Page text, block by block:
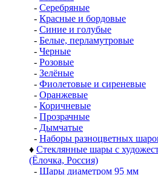
- Серебряные
- Красные и бордовые
- Синие и голубые
- Белые, перламутровые
- Черные
- Розовые
- Зелёные
- Фиолетовые и сиреневые
- Оранжевые
- Коричневые
- Прозрачные
- Дымчатые
- Наборы разноцветных
♦ Стеклянные шары с
(Ёлочка, Россия)
- Шары диаметром 95 мм